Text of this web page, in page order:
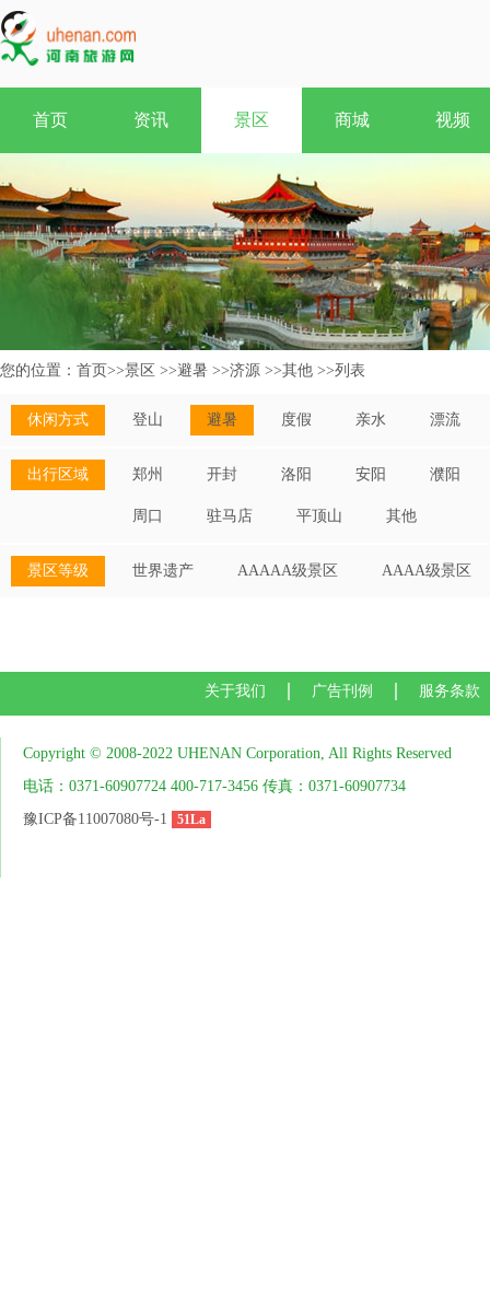
首页 资讯 景区 商城 视频
您的位置： 首页>>景区 >>避暑 >>济源 >>其他 >>列表
休闲方式 登山 避暑 度假 亲水 漂流
出行区域 郑州 开封 洛阳 安阳 濮阳
周口 驻马店 平顶山 其他
景区等级 世界遗产 AAAAA级景区 AAAA级景区
关于我们 广告刊例 服务条款
Copyright © 2008-2022 UHENAN Corporation, All Rights Reserved
电话：0371-60907724 400-717-3456 传真：0371-60907734
豫ICP备11007080号-1
51La